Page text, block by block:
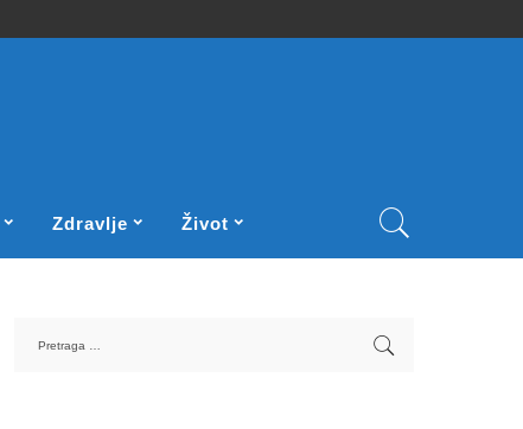
Zdravlje Život